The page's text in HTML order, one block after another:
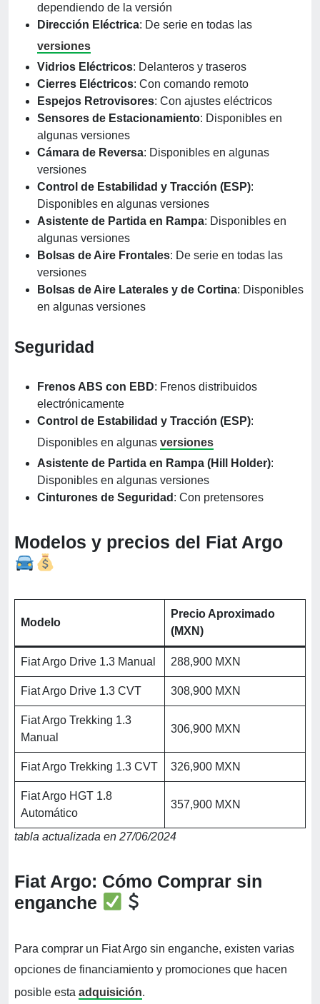
dependiendo de la versión
Dirección Eléctrica: De serie en todas las
versiones
Vidrios Eléctricos: Delanteros y traseros
Cierres Eléctricos: Con comando remoto
Espejos Retrovisores: Con ajustes eléctricos
Sensores de Estacionamiento: Disponibles en
algunas versiones
Cámara de Reversa: Disponibles en algunas
versiones
Control de Estabilidad y Tracción (ESP):
Disponibles en algunas versiones
Asistente de Partida en Rampa: Disponibles en
algunas versiones
Bolsas de Aire Frontales: De serie en todas las
versiones
Bolsas de Aire Laterales y de Cortina: Disponibles
en algunas versiones
Seguridad
Frenos ABS con EBD: Frenos distribuidos
electrónicamente
Control de Estabilidad y Tracción (ESP):
Disponibles en algunas versiones
Asistente de Partida en Rampa (Hill Holder):
Disponibles en algunas versiones
Cinturones de Seguridad : Con pretensores
Modelos y precios del Fiat Argo
Modelo
Precio Aproximado
(MXN)
Fiat Argo Drive 1.3 Manual 288,900 MXN
Fiat Argo Drive 1.3 CVT 308,900 MXN
Fiat Argo Trekking 1.3
Manual
306,900 MXN
Fiat Argo Trekking 1.3 CVT 326,900 MXN
Fiat Argo HGT 1.8
Automático
357,900 MXN
tabla actualizada en 27/06/2024
Fiat Argo: Cómo Comprar sin
enganche
Para comprar un Fiat Argo sin enganche, existen varias
opciones de financiamiento y promociones que hacen
posible esta adquisición.